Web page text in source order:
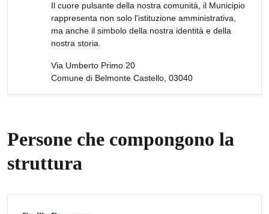
Il cuore pulsante della nostra comunità, il Municipio
rappresenta non solo l'istituzione amministrativa,
ma anche il simbolo della nostra identità e della
nostra storia.
Via Umberto Primo 20
Comune di Belmonte Castello, 03040
Persone che compongono la
struttura